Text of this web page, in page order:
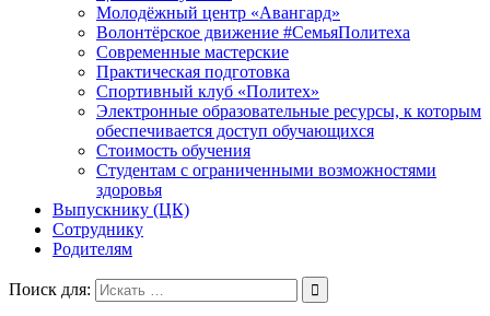
Молодёжный центр «Авангард»
Волонтёрское движение #СемьяПолитеха
Современные мастерские
Практическая подготовка
Спортивный клуб «Политех»
Электронные образовательные ресурсы, к которым
обеспечивается доступ обучающихся
Стоимость обучения
Студентам с ограниченными возможностями
здоровья
Выпускнику (ЦК)
Сотруднику
Родителям
Поиск для: